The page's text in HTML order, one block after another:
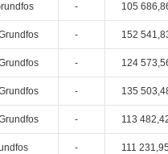
- 105
- 152
- 124
- 135
- 113
- 111 231,95